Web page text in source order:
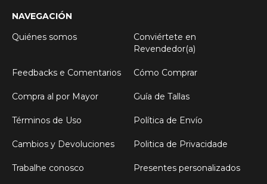
NAVEGACIÓN
Quiénes somos
Conviértete en
Revendedor(a)
Feedbacks e Comentarios Cómo Comprar
Compra al por Mayor Guía de Tallas
Términos de Uso Política de Envío
Cambios y Devoluciones Politica de Privacidade
Trabalhe conosco Presentes personalizados